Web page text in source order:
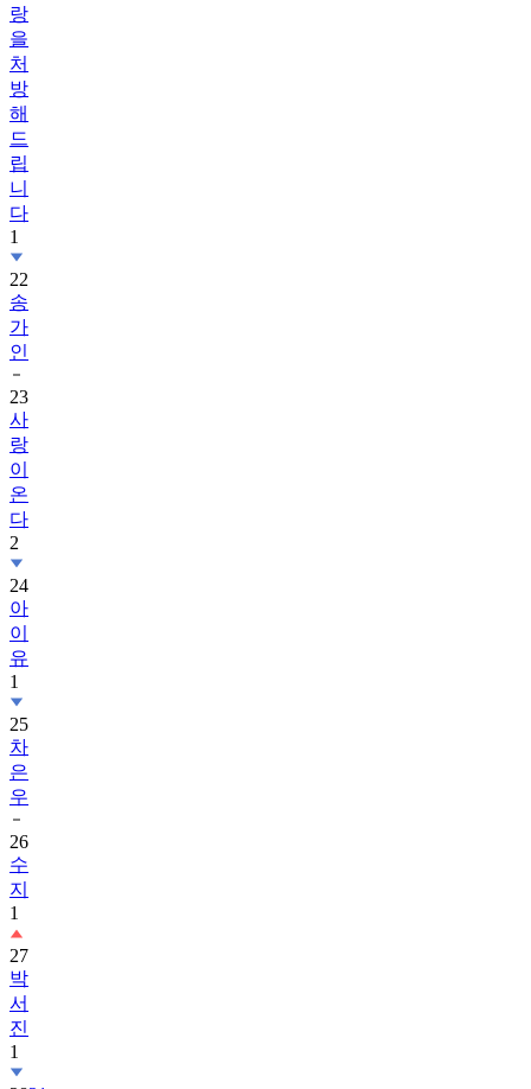
랑
을
처
방
해
드
립
니
다
1
22
송
가
인
23
사
랑
이
온
다
2
24
아
이
유
1
25
차
은
우
26
수
지
1
27
박
서
진
1